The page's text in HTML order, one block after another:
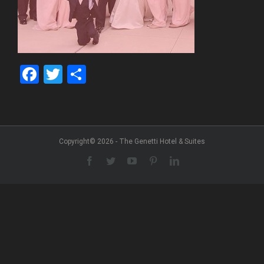
Facebook
Twitter
Copyright© 2026 - The Genetti Hotel & Suites
Facebook
TwitterYouTubePinterestLinkedIn